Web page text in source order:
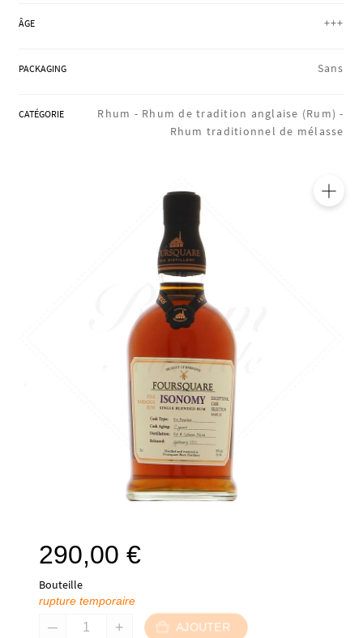
ÂGE +++
PACKAGING Sans
CATÉGORIE Rhum - Rhum de tradition anglaise (Rum) -
Rhum traditionnel de mélasse
290,00 €
Bouteille
rupture temporaire
AJOUTER